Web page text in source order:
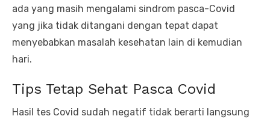
ada yang masih mengalami sindrom pasca-Covid
yang jika tidak ditangani dengan tepat dapat
menyebabkan masalah kesehatan lain di kemudian
hari.
Tips Tetap Sehat Pasca Covid
Hasil tes Covid sudah negatif tidak berarti langsung